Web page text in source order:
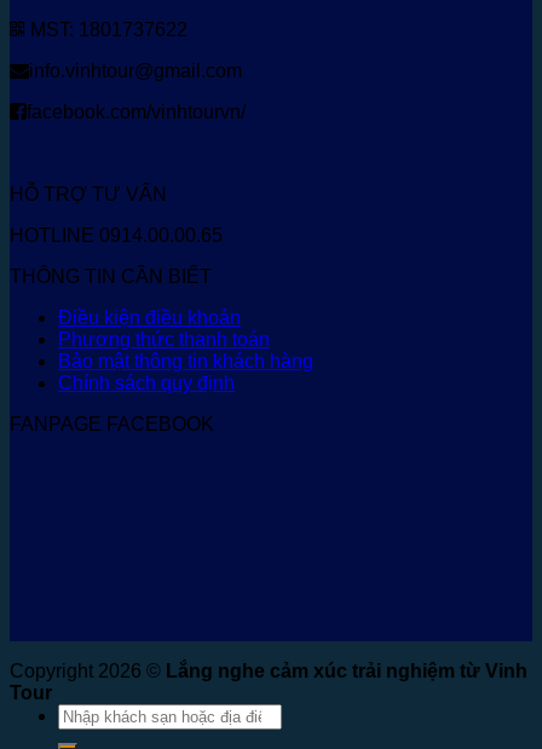
MST: 1801737622
info.vinhtour@gmail.com
facebook.com/vinhtourvn/
HỖ TRỢ TƯ VẤN
HOTLINE 0914.00.00.65
THÔNG TIN CẦN BIẾT
Điều kiện điều khoản
Phương thức thanh toán
Bảo mật thông tin khách hàng
Chính sách quy định
FANPAGE FACEBOOK
Copyright 2026 © Lắng nghe cảm xúc trải nghiệm từ Vinh
Tour
Tìm
kiếm: